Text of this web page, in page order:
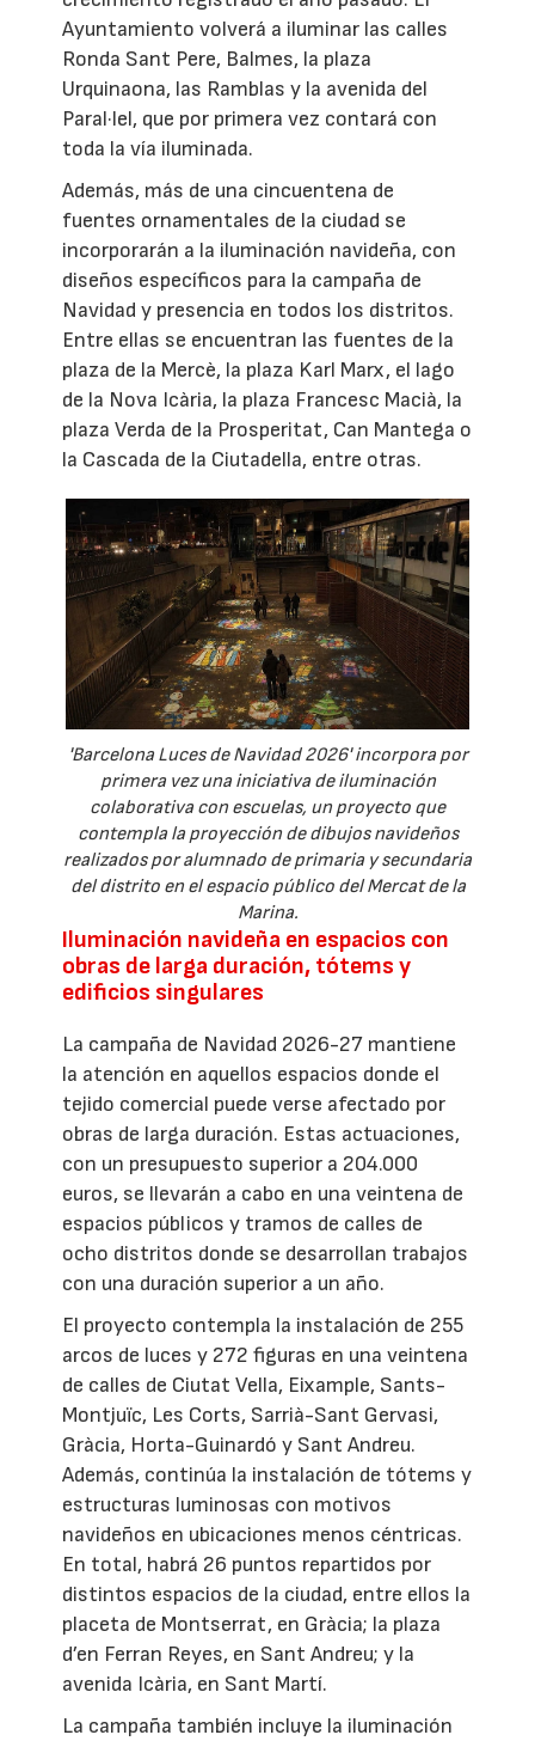
Ayuntamiento volverá a iluminar las calles
Ronda Sant Pere, Balmes, la plaza
Urquinaona, las Ramblas y la avenida del
Paral·lel, que por primera vez contará con
toda la vía iluminada.
Además, más de una cincuentena de
fuentes ornamentales de la ciudad se
incorporarán a la iluminación navideña, con
diseños específicos para la campaña de
Navidad y presencia en todos los distritos.
Entre ellas se encuentran las fuentes de la
plaza de la Mercè, la plaza Karl Marx, el lago
de la Nova Icària, la plaza Francesc Macià, la
plaza Verda de la Prosperitat, Can Mantega o
la Cascada de la Ciutadella, entre otras.
'Barcelona Luces de Navidad 2026' incorpora por
primera vez una iniciativa de iluminación
colaborativa con escuelas, un proyecto que
contempla la proyección de dibujos navideños
realizados por alumnado de primaria y secundaria
del distrito en el espacio público del Mercat de la
Marina.
Iluminación navideña en espacios con
obras de larga duración, tótems y
edificios singulares
La campaña de Navidad 2026-27 mantiene
la atención en aquellos espacios donde el
tejido comercial puede verse afectado por
obras de larga duración. Estas actuaciones,
con un presupuesto superior a 204.000
euros, se llevarán a cabo en una veintena de
espacios públicos y tramos de calles de
ocho distritos donde se desarrollan trabajos
con una duración superior a un año.
El proyecto contempla la instalación de 255
arcos de luces y 272 figuras en una veintena
de calles de Ciutat Vella, Eixample, Sants-
Montjuïc, Les Corts, Sarrià-Sant Gervasi,
Gràcia, Horta-Guinardó y Sant Andreu.
Además, continúa la instalación de tótems y
estructuras luminosas con motivos
navideños en ubicaciones menos céntricas.
En total, habrá 26 puntos repartidos por
distintos espacios de la ciudad, entre ellos la
placeta de Montserrat, en Gràcia; la plaza
d’en Ferran Reyes, en Sant Andreu; y la
avenida Icària, en Sant Martí.
La campaña también incluye la iluminación